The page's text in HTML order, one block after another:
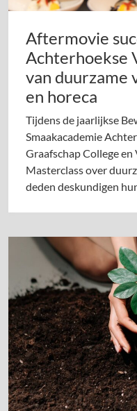
Aftermovie
Achterhoekse
van duurzame
en horeca
Tijdens de jaarlijkse
Smaakacademie
Graafschap College
Masterclass over
deden deskundigen